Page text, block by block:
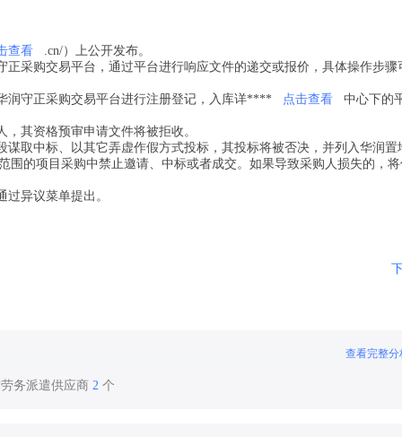
查看
.cn/）上公开发布。
正采购交易平台，通过平台进行响应文件的递交或报价，具体操作步
润守正采购交易平台进行注册登记，入库详**** 点击查看 中心下的
其资格预审申请文件将被拒收。
取中标、以其它弄虚作假方式投标，其投标将被否决，并列入华润置
围的项目采购中禁止邀请、中标或者成交。如果导致采购人损失的，
异议菜单提出。
查看完整分
务派遣供应商 2 个